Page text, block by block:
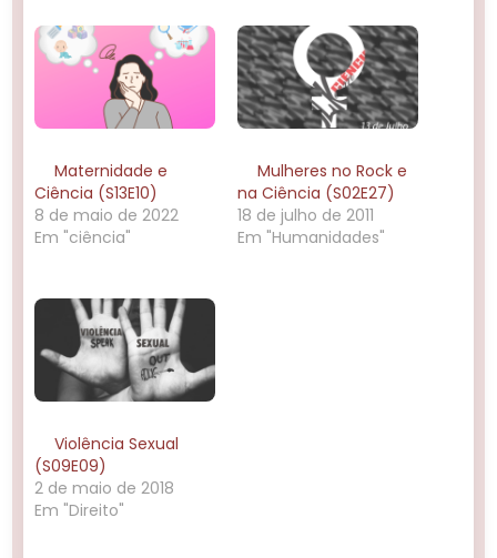
Maternidade e
Ciência (S13E10)
8 de maio de 2022
Em "ciência"
Mulheres no Rock e
na Ciência (S02E27)
18 de julho de 2011
Em "Humanidades"
Violência Sexual
(S09E09)
2 de maio de 2018
Em "Direito"